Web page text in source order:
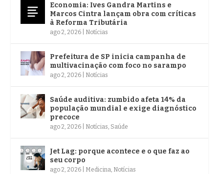
Economia: Ives Gandra Martins e
Marcos Cintra lançam obra com críticas
à Reforma Tributária
ago 2, 2026 Notícias
Prefeitura de SP inicia campanha de
multivacinação com foco no sarampo
ago 2, 2026 Notícias
Saúde auditiva: zumbido afeta 14% da
população mundial e exige diagnóstico
precoce
ago 2, 2026 Notícias Saúde
Jet Lag: porque acontece e o que faz ao
seu corpo
ago 2, 2026 Medicina Notícias